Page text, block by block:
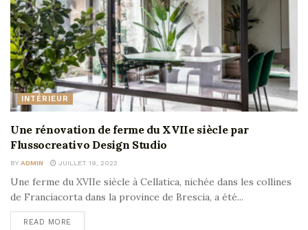
INTÉRIEUR
Une rénovation de ferme du XVIIe siècle par
Flussocreativo Design Studio
BY ADMIN JUILLET 19, 2023
Une ferme du XVIIe siècle à Cellatica, nichée dans les collines
de Franciacorta dans la province de Brescia, a été...
READ MORE